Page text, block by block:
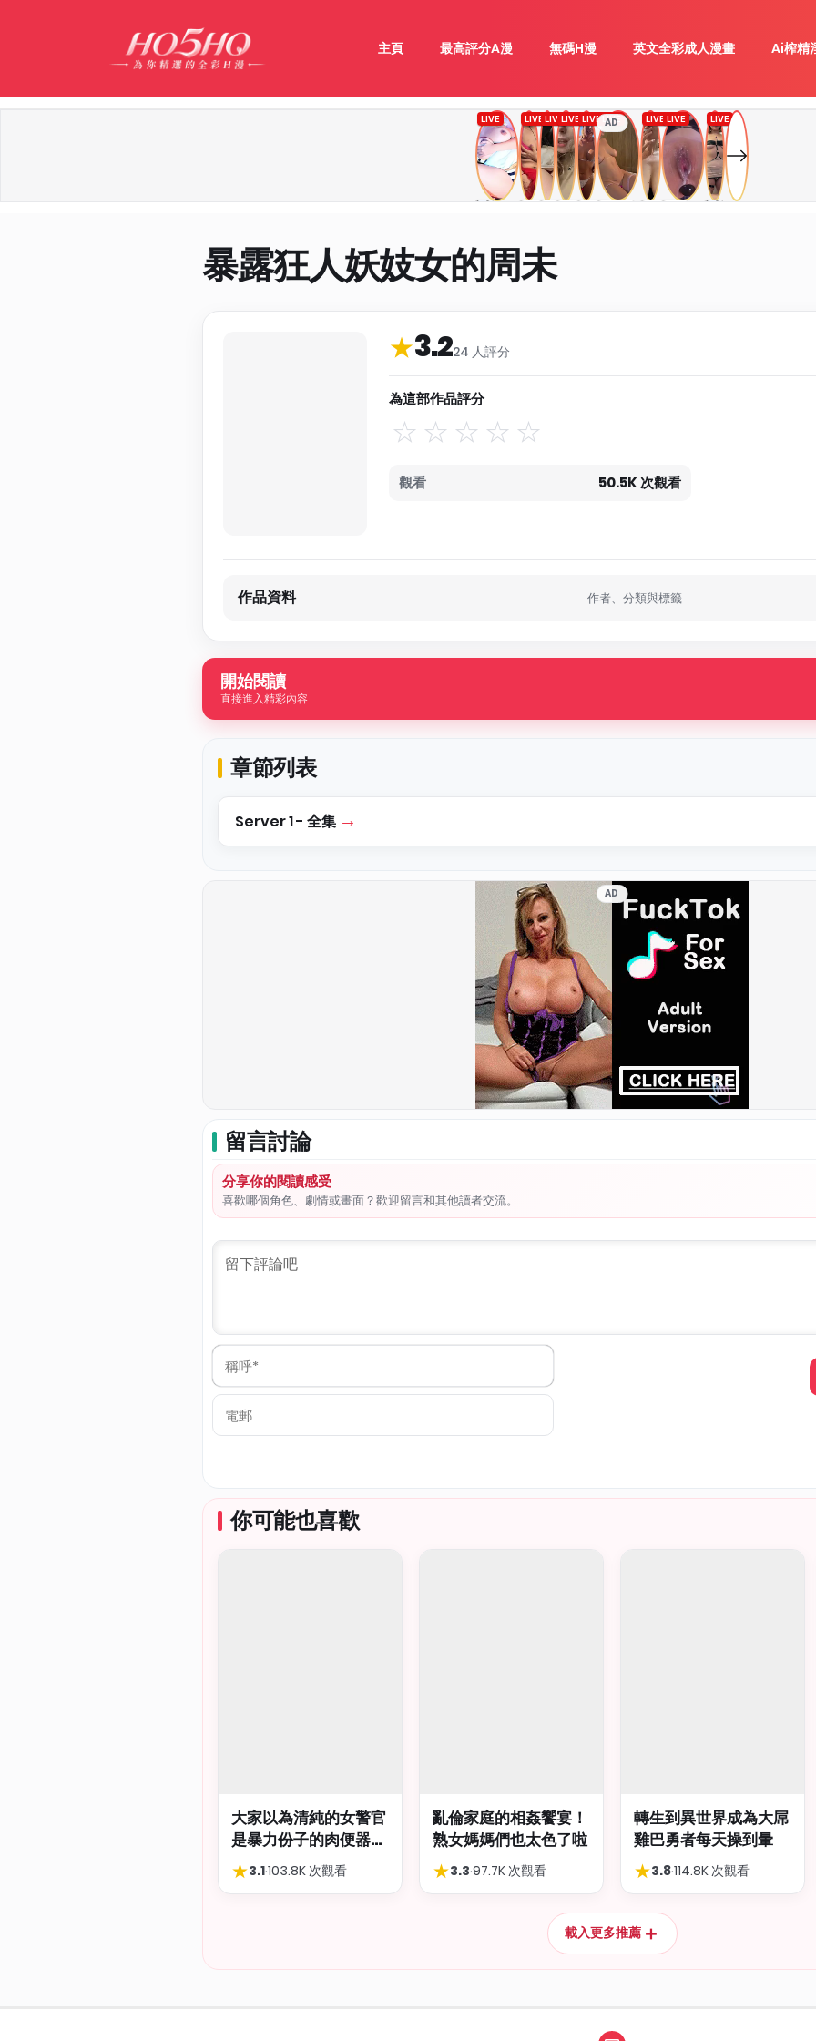
主頁 最高評分A漫 無碼H漫 英文全彩成人漫畫 Ai榨精
AD
暴露狂人妖妓女的周未
★3.224 人評分
為這部作品評分
觀看 50.5K 次觀看
作品資料與分類
作品資料 作者、分類與標籤
開始閱讀
直接進入精彩內容
章節列表
Server 1 - 全集
AD
留言討論
分享你的閱讀感受
喜歡哪個角色、劇情或畫面？歡迎留言和其他讀者交流。
稱
*
你可能也喜歡
大家以為清純的女警官
是暴力份子的肉便器，
肛交多P都可以
★3.1·103.8K 次觀看
亂倫家庭的相姦饗宴！
熟女媽媽們也太色了啦
★3.3·97.7K 次觀看
轉生到異世界成為大屌
雞巴勇者每天操到暈
★3.8·114.8K 次觀看
載入更多推薦＋